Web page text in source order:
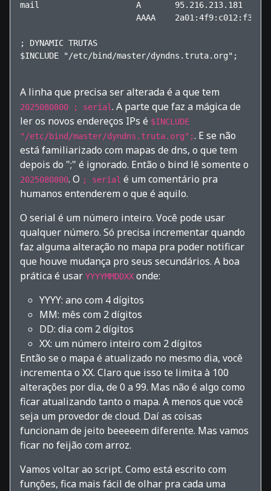
mail                    A       95.216.213.181
AAAA
; DYNAMIC TRUTAS
$INCLUDE "/etc/bind/master/dyndns.truta.org";
A linha que precisa ser alterada é a que tem
2025080800 ; serial. A parte que faz a mágica de
ler os novos endereços IPs é $INCLUDE
"/etc/bind/master/dyndns.truta.org";. E se não
está familiarizado com mapas de dns, o que tem
depois do ";" é ignorado. Então o bind lê somente o
2025080800. O ; serial é um comentário pra
humanos entenderem o que é aquilo.
O serial é um número inteiro. Você pode usar
qualquer número. Só precisa incrementar quando
faz alguma alteração no mapa pra poder notificar
que houve mudança pro seus secundários. A boa
prática é usar YYYYMMDDXX onde:
YYYY: ano com 4 dígitos
MM: mês com 2 dígitos
DD: dia com 2 dígitos
XX: um número inteiro com 2 dígitos
Então se o mapa é atualizado no mesmo dia, você
incrementa o XX. Claro que isso te limita à 100
alterações por dia, de 0 a 99. Mas não é algo como
ficar atualizando tanto o mapa. A menos que você
seja um provedor de cloud. Daí as coisas
funcionam de jeito beeeeem diferente. Mas vamos
ficar no feijão com arroz.
Vamos voltar ao script. Como está escrito com
funções, fica mais fácil de olhar pra cada uma